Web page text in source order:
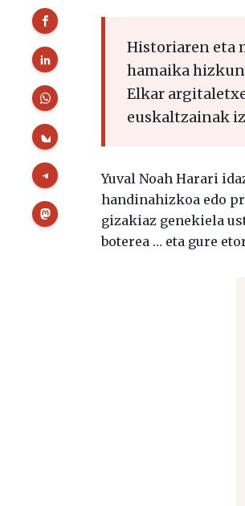
Historiaren eta
hamaika
Elkar
euskaltzainak
Yuval Noah Harari
handinahizkoa edo
gizakiaz genekiela
boterea … eta gure